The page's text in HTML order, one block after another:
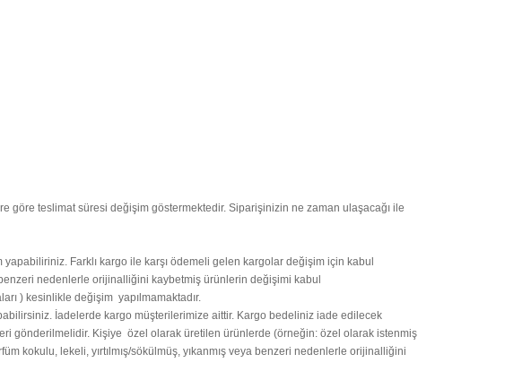
göre teslimat süresi değişim göstermektedir. Siparişinizin ne zaman ulaşacağı ile
Farklı kargo ile karşı ödemeli gelen kargolar değişim için kabul
nedenlerle orijinalliğini kaybetmiş ürünlerin değişimi kabul
) kesinlikle değişim yapılmamaktadır.
İadelerde kargo müşterilerimize aittir. Kargo bedeliniz iade edilecek
gönderilmelidir. Kişiye özel olarak üretilen ürünlerde (örneğin: özel olarak istenmiş
kokulu, lekeli, yırtılmış/sökülmüş, yıkanmış veya benzeri nedenlerle orijinalliğini